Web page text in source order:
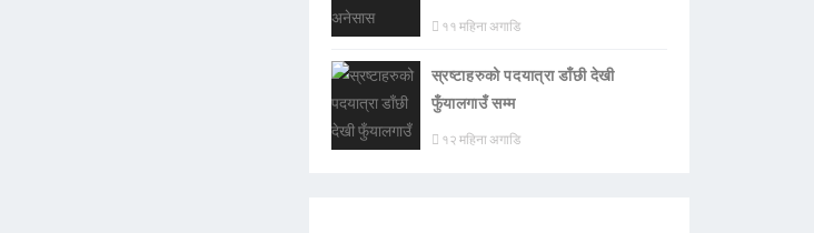
११ महिना अगाडि
स्रष्टाहरुको पदयात्रा डाँछी देखी
फुँयालगाउँ सम्म
१२ महिना अगाडि